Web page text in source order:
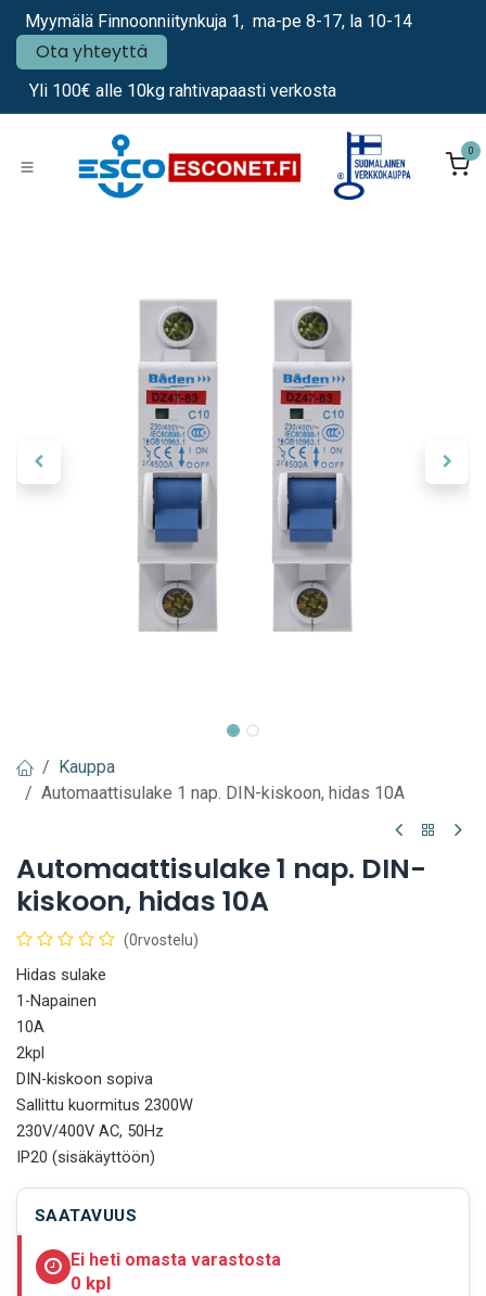
Siirry sisältöön
Myymälä Finnoonniitynkuja 1, ma-pe 8-17, la 10-14
Ota yhteyttä
Yli 100€ alle 10kg rahtivapaasti verkosta
0
Kauppa
Automaattisulake 1 nap. DIN-kiskoon, hidas 10A
Automaattisulake 1 nap. DIN-
kiskoon, hidas 10A
(0rvostelu)
Hidas sulake
1-Napainen
10A
2kpl
DIN-kiskoon sopiva
Sallittu kuormitus 2300W
230V/400V AC, 50Hz
IP20 (sisäkäyttöön)
SAATAVUUS
Ei heti omasta varastosta
0 kpl